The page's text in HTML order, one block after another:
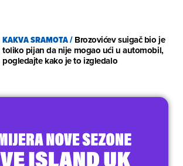
KAKVA SRAMOTA/Brozovićev suigač bio je
toliko pijan da nije mogao ući u automobil,
pogledajte kako je to izgledalo